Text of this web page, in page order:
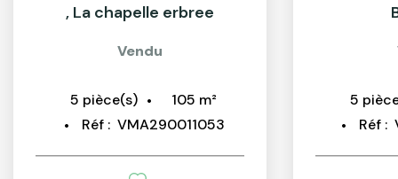
, La chapelle erbree
Vendu
5 pièce(s) 105 m²
Réf : VMA290011053
5
Réf :